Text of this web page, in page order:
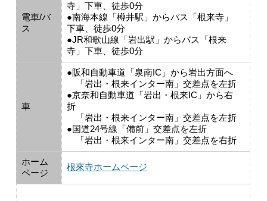
電車/バ
ス
寺」下車、徒歩0分
●南海本線「樽井駅」からバス「根来寺」
下車、徒歩0分
●JR和歌山線「岩出駅」からバス「根来
寺」下車、徒歩0分
車
●阪和自動車道「泉南IC」から岩出方面へ
「岩出・根来インター南」交差点を左折
●京奈和自動車道「岩出・根来IC」から右
折
「岩出・根来インター南」交差点を左折
●国道24号線「備前」交差点を左折
「岩出・根来インター南」交差点を右折
ホーム
ページ
根來寺ホームページ